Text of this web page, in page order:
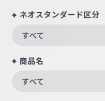
ネオスタンダード区分
すべて
商品名
すべて